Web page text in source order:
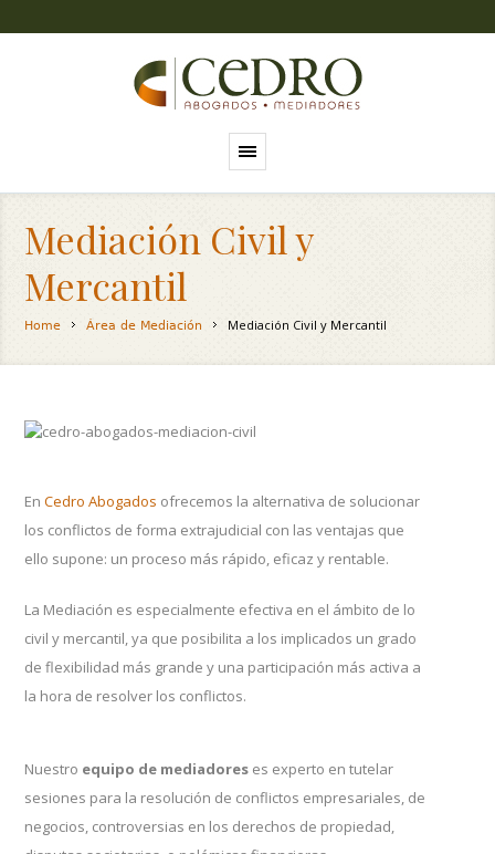
Mediación Civil y
Mercantil
Home Área de Mediación Mediación Civil y Mercantil
EnCedro Abogados ofrecemos la alternativa de solucionar
los conflictos de forma extrajudicial con las ventajas que
ello supone: un proceso más rápido, eficaz y rentable.
La Mediación es especialmente efectiva en el ámbito de lo
civil y mercantil, ya que posibilita a los implicados un grado
de flexibilidad más grande y una participación más activa a
la hora de resolver los conflictos.
Nuestro equipo de mediadores es experto en tutelar
sesiones para la resolución de conflictos empresariales, de
negocios, controversias en los derechos de propiedad,